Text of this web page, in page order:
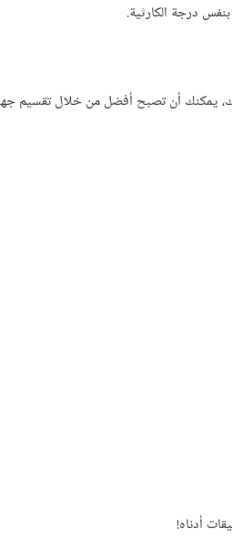
درجة الكارثية.
يمكنك أن تصبح أفضل من خلال تقسيم
أدناه!